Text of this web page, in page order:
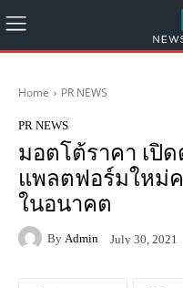
Home PR NEWS
PR NEWS
มอตโต้ราคา เปิด
แพลตฟอร์มใหม่
ในอนาคต
By Admin July 30, 2021